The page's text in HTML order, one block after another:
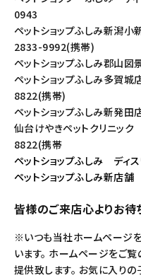
0943
ペットショップふしみ新
2833-9992(携帯)
ペットショップふしみ郡
ペットショップふしみ
8822(携帯)
ペットショップふしみ新発
仙台けやきペットクリニ
8822(携帯
ペットショップふしみ ディ
ペットショップふしみ新店
皆様のご来店心よりお待
※いつも当社ホームページ
います。 ホームページをご
提供致します。 お気に入りの